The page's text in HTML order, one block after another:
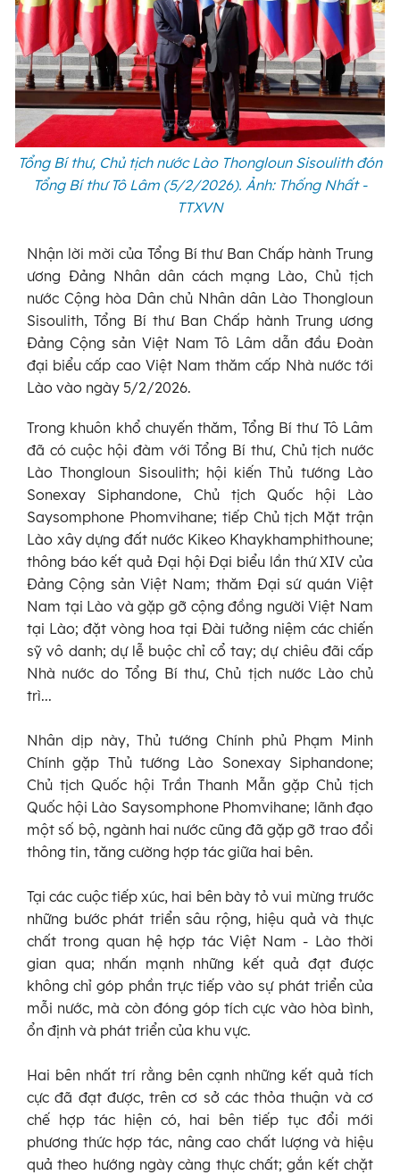
Tổng Bí thư, Chủ tịch nước Lào Thongloun Sisoulith đón
Tổng Bí thư Tô Lâm (5/2/2026). Ảnh: Thống Nhất -
TTXVN
Nhận lời mời của Tổng Bí thư Ban Chấp hành Trung
ương Đảng Nhân dân cách mạng Lào, Chủ tịch
nước Cộng hòa Dân chủ Nhân dân Lào Thongloun
Sisoulith, Tổng Bí thư Ban Chấp hành Trung ương
Đảng Cộng sản Việt Nam Tô Lâm dẫn đầu Đoàn
đại biểu cấp cao Việt Nam thăm cấp Nhà nước tới
Lào vào ngày 5/2/2026.
Trong khuôn khổ chuyến thăm, Tổng Bí thư Tô Lâm
đã có cuộc hội đàm với Tổng Bí thư, Chủ tịch nước
Lào Thongloun Sisoulith; hội kiến Thủ tướng Lào
Sonexay Siphandone, Chủ tịch Quốc hội Lào
Saysomphone Phomvihane; tiếp Chủ tịch Mặt trận
Lào xây dựng đất nước Kikeo Khaykhamphithoune;
thông báo kết quả Đại hội Đại biểu lần thứ XIV của
Đảng Cộng sản Việt Nam; thăm Đại sứ quán Việt
Nam tại Lào và gặp gỡ cộng đồng người Việt Nam
tại Lào; đặt vòng hoa tại Đài tưởng niệm các chiến
sỹ vô danh; dự lễ buộc chỉ cổ tay; dự chiêu đãi cấp
Nhà nước do Tổng Bí thư, Chủ tịch nước Lào chủ
trì...
Nhân dịp này, Thủ tướng Chính phủ Phạm Minh
Chính gặp Thủ tướng Lào Sonexay Siphandone;
Chủ tịch Quốc hội Trần Thanh Mẫn gặp Chủ tịch
Quốc hội Lào Saysomphone Phomvihane; lãnh đạo
một số bộ, ngành hai nước cũng đã gặp gỡ trao đổi
thông tin, tăng cường hợp tác giữa hai bên.
Tại các cuộc tiếp xúc, hai bên bày tỏ vui mừng trước
những bước phát triển sâu rộng, hiệu quả và thực
chất trong quan hệ hợp tác Việt Nam - Lào thời
gian qua; nhấn mạnh những kết quả đạt được
không chỉ góp phần trực tiếp vào sự phát triển của
mỗi nước, mà còn đóng góp tích cực vào hòa bình,
ổn định và phát triển của khu vực.
Hai bên nhất trí rằng bên cạnh những kết quả tích
cực đã đạt được, trên cơ sở các thỏa thuận và cơ
chế hợp tác hiện có, hai bên tiếp tục đổi mới
phương thức hợp tác, nâng cao chất lượng và hiệu
quả theo hướng ngày càng thực chất; gắn kết chặt